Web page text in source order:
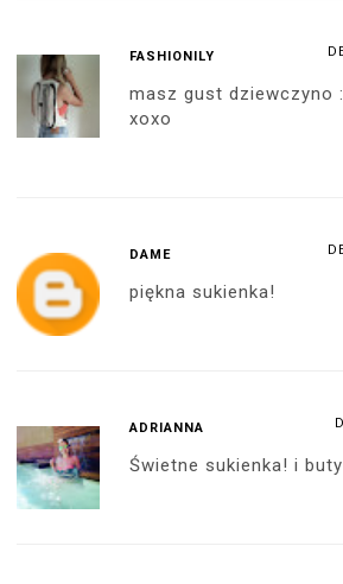
FASHIONILY
masz gust dziewczyno
xoxo
DAME
piękna sukienka!
ADRIANNA
Świetne sukienka! i